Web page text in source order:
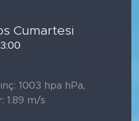
Cumartesi
1003 hpa hPa,
1.89 m/s